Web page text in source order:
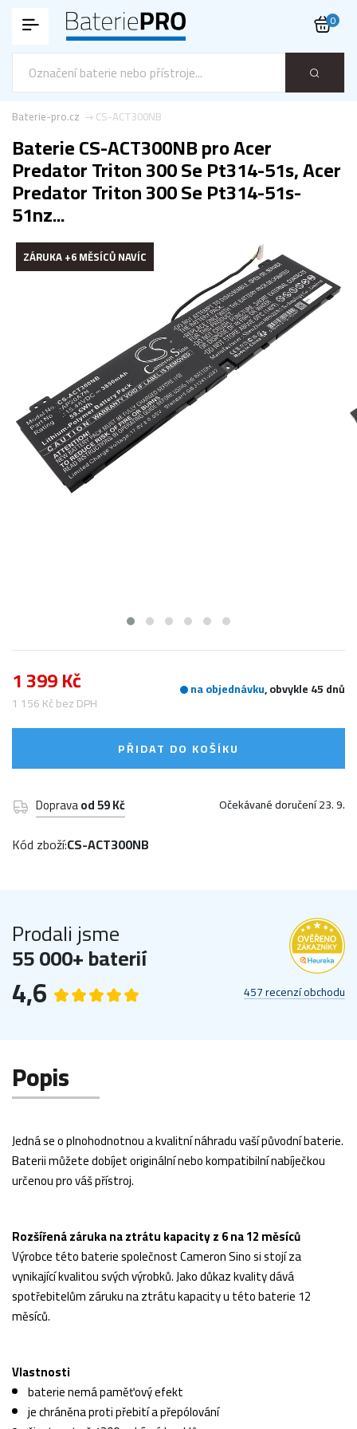
0
CS-ACT300NB
Baterie-pro.cz
Baterie CS-ACT300NB pro Acer
Predator Triton 300 Se Pt314-51s, Acer
Predator Triton 300 Se Pt314-51s-
51nz...
ZÁRUKA +6 MĚSÍCŮ NAVÍC
1 399 Kč
1 156 Kč bez DPH
na objednávku, obvykle 45 dnů
PŘIDAT DO KOŠÍKU
Dopravaod 59 Kč Očekávané doručení 23. 9.
Kód zboží:CS-ACT300NB
Prodali jsme
55 000+ baterií
4,6 457 recenzí obchodu
Popis
Jedná se o plnohodnotnou a kvalitní náhradu vaší původní baterie.
Baterii můžete dobíjet originální nebo kompatibilní nabíječkou
určenou pro váš přístroj.
Rozšířená záruka na ztrátu kapacity z 6 na 12 měsíců
Výrobce této baterie společnost Cameron Sino si stojí za
vynikající kvalitou svých výrobků. Jako důkaz kvality dává
spotřebitelům záruku na ztrátu kapacity u této baterie 12
měsíců.
Vlastnosti
baterie nemá paměťový efekt
je chráněna proti přebití a přepólování